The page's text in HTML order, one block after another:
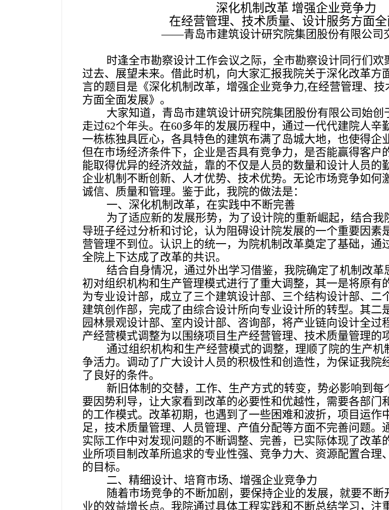
深化机制改革 增强企业竞争力
在经营管理、技术质量、设计服务方面
——青岛市建筑设计研究院集团股份有限公司
时逢全市勘察设计工作会议之际，全市勘察设计同行们欢
过去、展望未来。借此时机，向大家汇报我院关于深化改革方
言的题目是《深化机制改革，增强企业竞争力,在经营管理、技
方面全面发展》。
大家知道，青岛市建筑设计研究院集团股份有限公司始创
走过62个年头。在60多年的发展历程中，通过一代代建院人辛
一栋栋独具匠心，各具特色的建筑布满了岛城大地，也使得企
但在市场经济条件下，企业是否具有竞争力，是否能赢得客户
能取得优异的经济效益，靠的不仅是人员的数量和设计人员的
企业机制不断创新、人才优势、技术优势。无论市场竞争如何
诚信、质量和管理。鉴于此，我院的做法是：
一、 深化机制改革，在实践中不断完善
为了适应新的发展形势，为了设计院的重新崛起，结合我
导班子经过分析和讨论，认为阻碍设计院发展的一个重要因素
营管理不到位。认识上的统一，为院机制改革奠定了基础，通
全院上下达成了改革的共识。
结合自身情况，通过外出学习借鉴，我院确定了机制改革
初对组织机构和生产管理模式进行了重大调整，其一是将原有
为专业设计部，成立了三个建筑设计部、三个结构设计部、二
建筑创作部，完成了由综合设计所向专业设计所的转型。其二
园林景观设计部、室内设计部、咨询部，将产业链向设计全过
产经营模式调整为以围绕项目生产经营管理、技术质量管理的
通过组织机构和生产经营模式的调整，理顺了院的生产机
争活力。调动了广大设计人员的积极性和创造性，为保证我院
了良好的条件。
新旧体制的交替，工作、生产方式的转变，势必影响到每
要因势利导，让大家看到改革的必要性和优越性，需要各部门
的工作模式。改革初期，也遇到了一些困难和波折，项目运作
足，技术质量管理、人员管理、产值分配等方面不完善问题。
实际工作中对发现问题的不断调整、完善，已实际体现了改革
业所项目制改革所追求的专业性强、竞争力大、资源配置合理
的目标。
二、 精细设计、培育市场、增强企业竞争力
随着市场竞争的不断加剧，要保持企业的发展，就要不断
业的效益增长点。我院通过具体工程实践和不断总结学习，注